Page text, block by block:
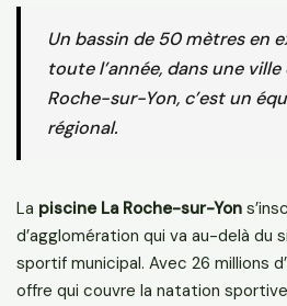
Un bassin de 50 mètres en
toute l’année, dans une
Roche-sur-Yon, c’est un
régional.
La piscine La Roche-sur-Yon
d’agglomération qui va au-delà du
sportif municipal. Avec 26 millions
offre qui couvre la natation